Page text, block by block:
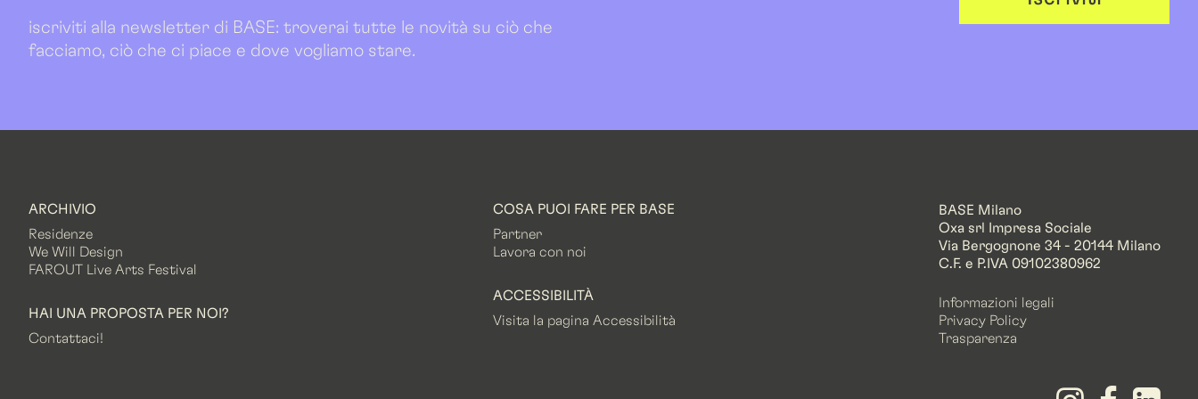
iscriviti alla newsletter di BASE: troverai tutte le novità su ciò che
facciamo, ciò che ci piace e dove vogliamo stare.
ARCHIVIO
Residenze
We Will Design
FAROUT Live Arts Festival
HAI UNA PROPOSTA PER NOI?
Contattaci!
COSA PUOI FARE PER BASE
Partner
Lavora con noi
ACCESSIBILITÀ
Visita la pagina Accessibilità
BASE Milano
Oxa srl Impresa Sociale
Via Bergognone 34 - 20144 Milano
C.F. e P.IVA 09102380962
Informazioni legali
Privacy Policy
Trasparenza